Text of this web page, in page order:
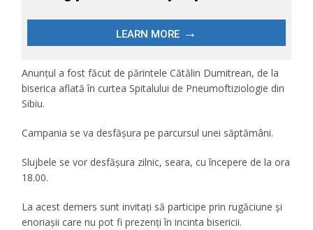
Anunțul a fost făcut de părintele Cătălin Dumitrean, de la
biserica aflată în curtea Spitalului de Pneumoftiziologie din
Sibiu.
Campania se va desfășura pe parcursul unei săptămâni.
Slujbele se vor desfășura zilnic, seara, cu începere de la ora
18.00.
La acest demers sunt invitați să participe prin rugăciune și
enoriașii care nu pot fi prezenți în incinta bisericii.